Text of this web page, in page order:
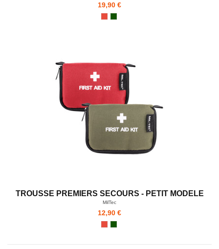
19,90 €
TROUSSE PREMIERS SECOURS - PETIT MODELE
MilTec
12,90 €